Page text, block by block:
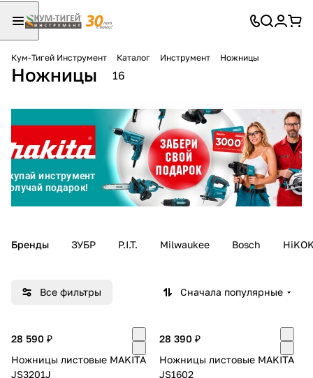
Кум-Тигей Инструмент Каталог Инструмент Ножницы
Ножницы 16
Бренды ЗУБР P.I.T. Milwaukee Bosch
Все фильтры Сначала популярные
28 590 ₽
Ножницы листовые MAKITA
JS3201J
28 390 ₽
Ножницы листовые MAKITA
JS1602
Для клиентов всех банков
Разбейте
оплату на части
без переплат
Добавляйте товары